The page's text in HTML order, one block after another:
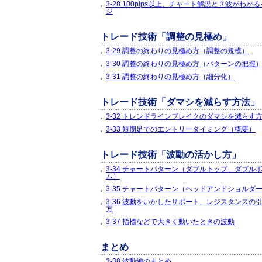
3-28 100pips以上、チャート解説と３波がわかる
ジ
トレード技術「調整の見極め」
3-29 調整の終わりの見極め方（調整の規模）
3-30 調整の終わりの見極め方（パターンの把握）
3-31 調整の終わりの見極め方（細分化）
トレード技術「ダマシを減らす方法」
3-32 トレンドラインブレイクのダマシを減らす
3-33 短期足でのエントリータイミング（概要）
トレード技術「波動の活かし方」
3-34 チャートパターン（ダブルトップ、ダブル
ム）
3-35 チャートパターン（ヘッドアンドショルダー
3-36 波動をいかしたサポート、レジスタンスの
方
3-37 指標などで大きく動いたときの波動
まとめ